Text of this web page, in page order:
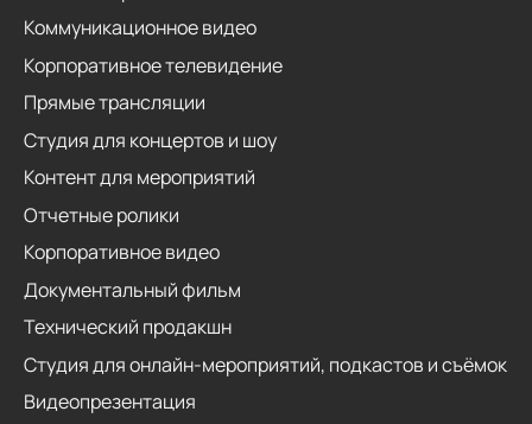
Коммуникационное видео
Корпоративное телевидение
Прямые трансляции
Студия для концертов и шоу
Контент для мероприятий
Отчетные ролики
Корпоративное видео
Документальный фильм
Технический продакшн
Студия для онлайн-мероприятий, подкастов и съёмок
Видеопрезентация